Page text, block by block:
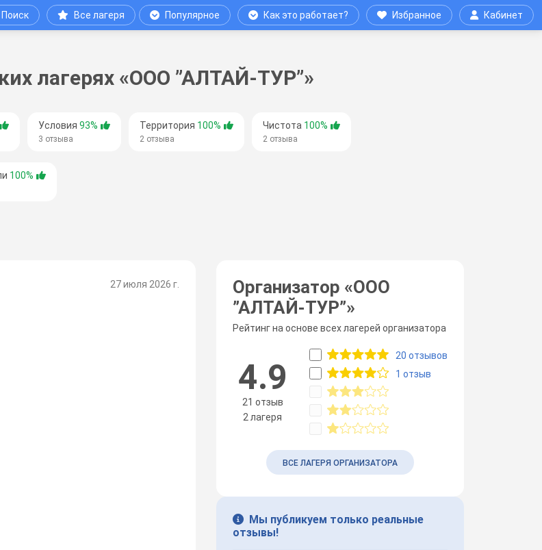
Поиск Все лагеря Популярное Как это работает? Избранное Кабинет
лагерях «ООО ”АЛТАЙ-ТУР”»
Условия 93%
3 отзыва
Территория 100%
2 отзыва
Чистота 100%
2 отзыва
100%
27 июля 2026 г. Организатор «ООО
”АЛТАЙ-ТУР”»
Рейтинг на основе всех лагерей организатора
4.9
21 отзыв
2 лагеря
20 отзывов
1 отзыв
ВСЕ ЛАГЕРЯ ОРГАНИЗАТОРА
Мы публикуем только реальные
отзывы!